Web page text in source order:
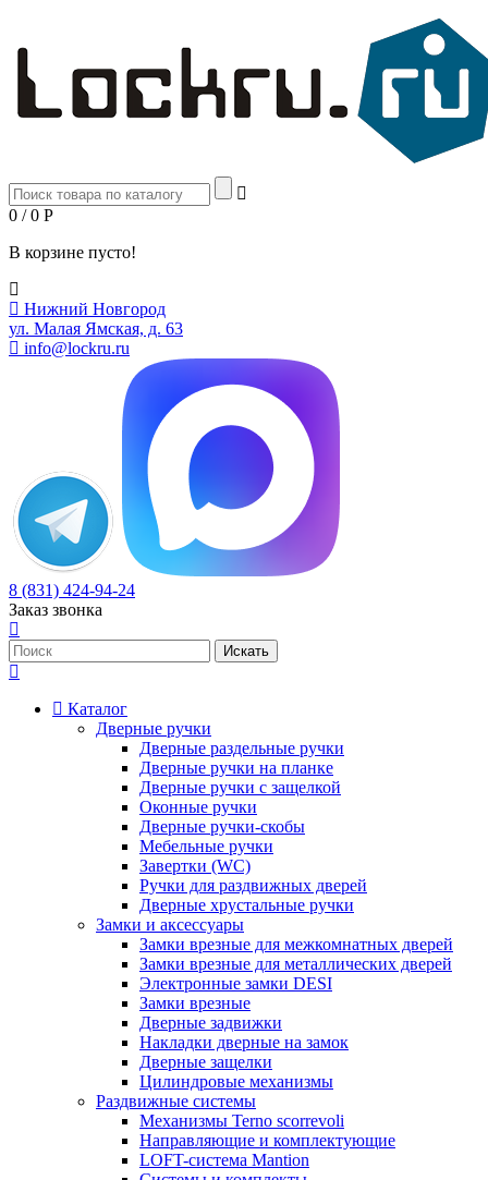
0 / 0 Р
В корзине пусто!
Нижний Новгород
ул. Малая Ямская, д. 63
info@lockru.ru
8 (831) 424-94-24
Заказ звонка
Каталог
Дверные ручки
Дверные раздельные ручки
Дверные ручки на планке
Дверные ручки с защелкой
Оконные ручки
Дверные ручки-скобы
Мебельные ручки
Завертки (WC)
Ручки для раздвижных дверей
Дверные хрустальные ручки
Замки и аксессуары
Замки врезные для межкомнатных дверей
Замки врезные для металлических дверей
Электронные замки DESI
Замки врезные
Дверные задвижки
Накладки дверные на замок
Дверные защелки
Цилиндровые механизмы
Раздвижные системы
Механизмы Terno scorrevoli
Направляющие и комплектующие
LOFT-cистема Mantion